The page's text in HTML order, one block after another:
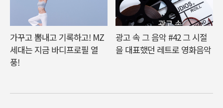
가꾸고 뽐내고 기록하고! MZ
세대는 지금 바디프로필 열
풍!
광고 속 그 음악 #42 그 시절
을 대표했던 레트로 영화음악